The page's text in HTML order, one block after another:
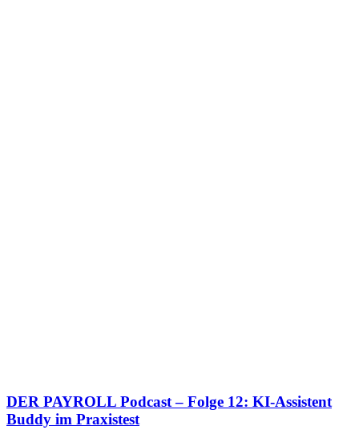
DER PAYROLL Podcast – Folge 12: KI-Assistent
Buddy im Praxistest